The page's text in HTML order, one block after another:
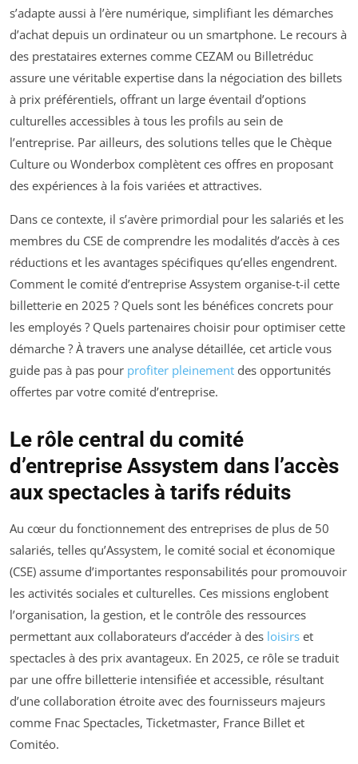
s’adapte aussi à l’ère numérique, simplifiant les démarches
d’achat depuis un ordinateur ou un smartphone. Le recours à
des prestataires externes comme CEZAM ou Billetréduc
assure une véritable expertise dans la négociation des billets
à prix préférentiels, offrant un large éventail d’options
culturelles accessibles à tous les profils au sein de
l’entreprise. Par ailleurs, des solutions telles que le Chèque
Culture ou Wonderbox complètent ces offres en proposant
des expériences à la fois variées et attractives.
Dans ce contexte, il s’avère primordial pour les salariés et les
membres du CSE de comprendre les modalités d’accès à ces
réductions et les avantages spécifiques qu’elles engendrent.
Comment le comité d’entreprise Assystem organise-t-il cette
billetterie en 2025 ? Quels sont les bénéfices concrets pour
les employés ? Quels partenaires choisir pour optimiser cette
démarche ? À travers une analyse détaillée, cet article vous
guide pas à pas pour profiter pleinement des opportunités
offertes par votre comité d’entreprise.
Le rôle central du comité
d’entreprise Assystem dans l’accès
aux spectacles à tarifs réduits
Au cœur du fonctionnement des entreprises de plus de 50
salariés, telles qu’Assystem, le comité social et économique
(CSE) assume d’importantes responsabilités pour promouvoir
les activités sociales et culturelles. Ces missions englobent
l’organisation, la gestion, et le contrôle des ressources
permettant aux collaborateurs d’accéder à des loisirs et
spectacles à des prix avantageux. En 2025, ce rôle se traduit
par une offre billetterie intensifiée et accessible, résultant
d’une collaboration étroite avec des fournisseurs majeurs
comme Fnac Spectacles, Ticketmaster, France Billet et
Comitéo.